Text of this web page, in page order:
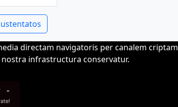
directam navigatoris per canalem
infrastructura conservatur.
-